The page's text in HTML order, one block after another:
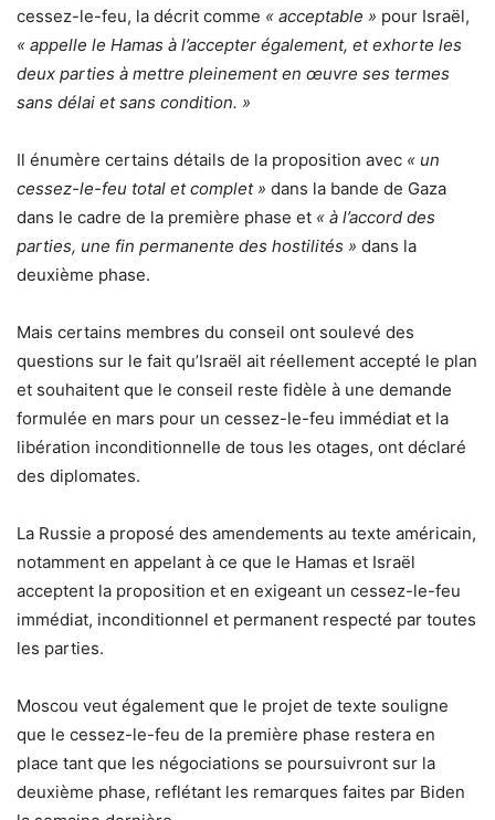
cessez-le-feu, la décrit comme « acceptable » pour Israël,
« appelle le Hamas à l’accepter également, et exhorte les
deux parties à mettre pleinement en œuvre ses termes
sans délai et sans condition. »
Il énumère certains détails de la proposition avec « un
cessez-le-feu total et complet » dans la bande de Gaza
dans le cadre de la première phase et « à l’accord des
parties, une fin permanente des hostilités » dans la
deuxième phase.
Mais certains membres du conseil ont soulevé des
questions sur le fait qu’Israël ait réellement accepté le plan
et souhaitent que le conseil reste fidèle à une demande
formulée en mars pour un cessez-le-feu immédiat et la
libération inconditionnelle de tous les otages, ont déclaré
des diplomates.
La Russie a proposé des amendements au texte américain,
notamment en appelant à ce que le Hamas et Israël
acceptent la proposition et en exigeant un cessez-le-feu
immédiat, inconditionnel et permanent respecté par toutes
les parties.
Moscou veut également que le projet de texte souligne
que le cessez-le-feu de la première phase restera en
place tant que les négociations se poursuivront sur la
deuxième phase, reflétant les remarques faites par Biden